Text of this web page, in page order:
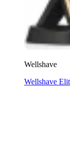
Wellshave
Wellshave